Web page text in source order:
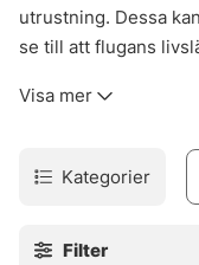
utrustning. Dessa
se till att flugans
epoxy har flera
sortiment att välja på.
Visa mer
Kategorier
Filter